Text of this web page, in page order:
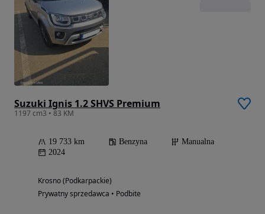
Suzuki Ignis 1.2 SHVS Premium
1197 cm3 • 83 KM
19 733 km Benzyna
Manualna
2024
Krosno (Podkarpackie)
Prywatny sprzedawca • Podbite